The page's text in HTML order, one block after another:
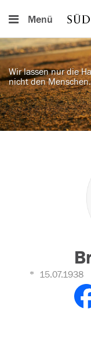
Menü
Wir lassen nur die
nicht den Menschen.
15.07.1938